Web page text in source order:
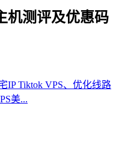
机测评及优惠码
IP Tiktok VPS、优化线路
美...